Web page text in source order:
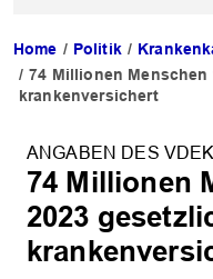
Home Politik
74 Millionen Menschen
krankenversichert
ANGABEN DES VDEK
74 Millionen
2023